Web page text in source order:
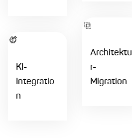
KI-
Integratio
n
Architektu
r-
Migration